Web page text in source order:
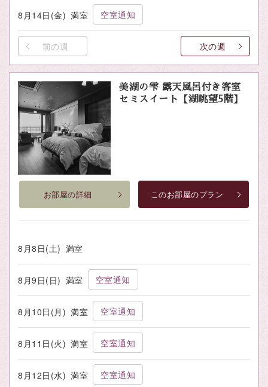
8月14日(金) 満室 空室通知
前の週 次の週
美湖の雫 露天風呂付き客室
セミスイート【湖眺望5階】
お部屋の詳細 このお部屋のプラン
8月8日(土) 満室
8月9日(日) 満室 空室通知
8月10日(月) 満室 空室通知
8月11日(火) 満室 空室通知
8月12日(水) 満室 空室通知